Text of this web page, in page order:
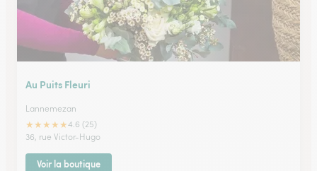
Au Puits Fleuri
Lannemezan
★★★★★4.6 (25)
36, rue Victor-Hugo
Voir la boutique